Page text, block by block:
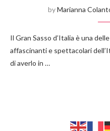
byMarianna
Il Gran Sasso d’Italia è una
affascinanti e spettacolari
di averlo in …